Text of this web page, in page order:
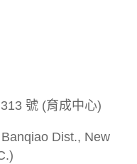
號 (育成中心)
Dist., New